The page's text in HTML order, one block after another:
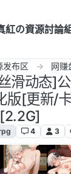
紅の資源討論
发布区 网赚
滑动态]
版[更新/
[2.2G]
4 3